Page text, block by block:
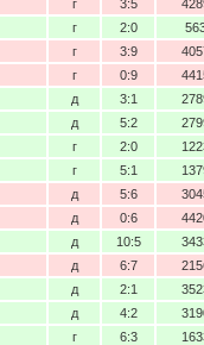
г 3:5
г 2:0
г 3:9
г 0:9
д 3:1
д 5:2
г 2:0
г 5:1
д 5:6
д 0:6
д 10:5
д 6:7
д 2:1
д 4:2
г 6:3